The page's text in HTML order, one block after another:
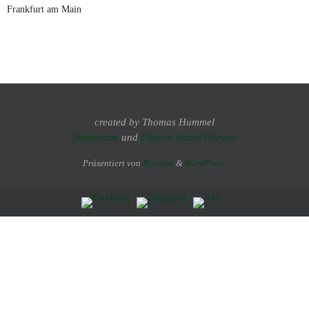
Frankfurt am Main
created by Thomas Hummel
Impressum und Datenschutzerklärung
Präsentiert von Nirvana & WordPress.